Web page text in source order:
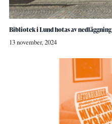
Bibliotek i Lund hotas av nedläggning
13 november, 2024